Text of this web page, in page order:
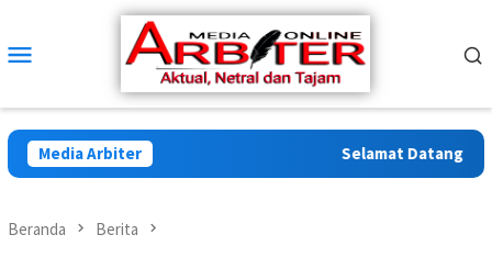
konten
Mobile
Media Arbiter Selamat Datang di
Beranda Berita